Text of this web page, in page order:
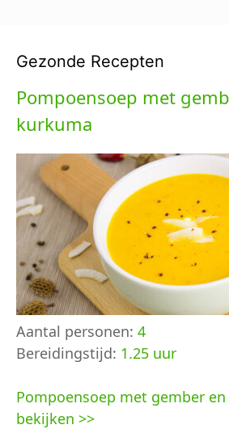
Gezonde Recepten
Pompoensoep met
kurkuma
Aantal personen: 4
Bereidingstijd: 1.25 uur
Pompoensoep met gember
bekijken >>